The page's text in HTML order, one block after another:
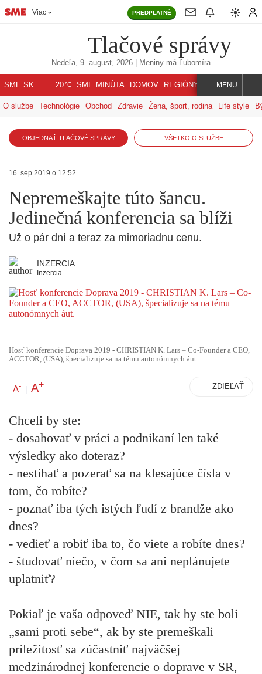
Viac PREDPLATNÉ
Tlačové správy
Nedeľa, 9. august, 2026 | Meniny má Ľubomíra
SME.SK 20℃ SME MINÚTA DOMOV REGIÓNY INDEX SVET
MENU
O službe Technológie Obchod Zdravie Žena, šport, rodina Life style
OBJEDNAŤ TLAČOVÉ SPRÁVY VŠETKO O SLUŽBE
16. sep 2019 o 12:52
Nepremeškajte túto šancu.
Jedinečná konferencia sa blíži
Už o pár dní a teraz za mimoriadnu cenu.
INZERCIA
Inzercia
Hosť konferencie Doprava 2019 - CHRISTIAN K. Lars – Co-Founder a CEO,
ACCTOR, (USA), špecializuje sa na tému autonómnych áut.
A- | A+ ZDIEĽAŤ
Chceli by ste:
- dosahovať v práci a podnikaní len také
výsledky ako doteraz?
- nestíhať a pozerať sa na klesajúce čísla v
tom, čo robíte?
- poznať iba tých istých ľudí z brandže ako
dnes?
- vedieť a robiť iba to, čo viete a robíte dnes?
- študovať niečo, v čom sa ani neplánujete
uplatniť?
Pokiaľ je vaša odpoveď NIE, tak by ste boli
„sami proti sebe“, ak by ste premeškali
príležitosť sa zúčastniť najväčšej
medzinárodnej konferencie o doprave v SR,